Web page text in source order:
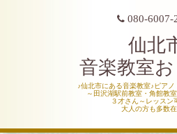
080-6007-
仙北
音楽教室
♪仙北市にある音楽教室♪ピア
～田沢湖駅前教室・角館教
３才さん～レッスン
大人の方も多数